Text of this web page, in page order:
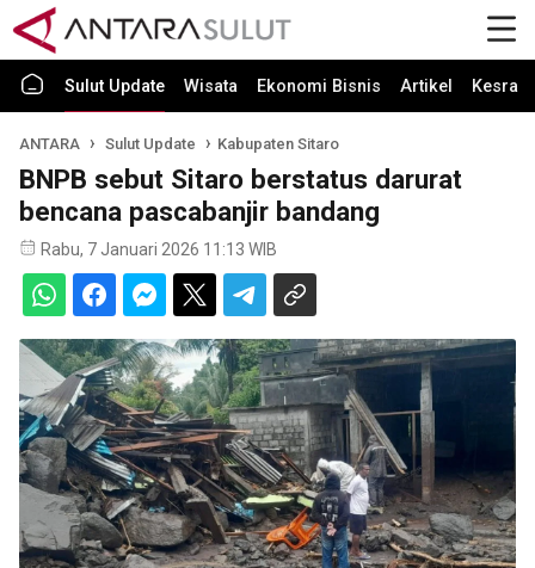
Sulut Update Wisata Ekonomi Bisnis Artikel Kesra
ANTARA Sulut Update Kabupaten Sitaro
BNPB sebut Sitaro berstatus darurat
bencana pascabanjir bandang
Rabu, 7 Januari 2026 11:13 WIB